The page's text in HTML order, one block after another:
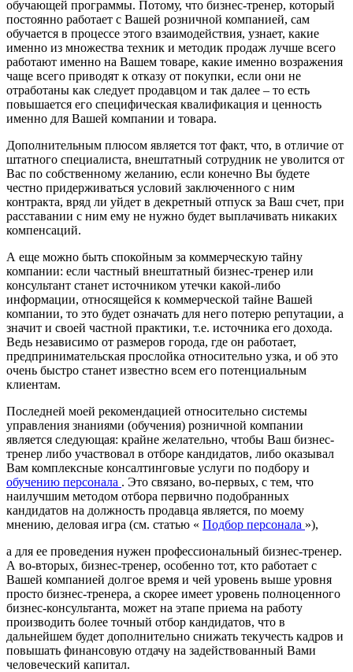
обучающей программы. Потому, что бизнес-тренер, который
постоянно работает с Вашей розничной компанией, сам
обучается в процессе этого взаимодействия, узнает, какие
именно из множества техник и методик продаж лучше всего
работают именно на Вашем товаре, какие именно возражения
чаще всего приводят к отказу от покупки, если они не
отработаны как следует продавцом и так далее – то есть
повышается его специфическая квалификация и ценность
именно для Вашей компании и товара.
Дополнительным плюсом является тот факт, что, в отличие от
штатного специалиста, внештатный сотрудник не уволится от
Вас по собственному желанию, если конечно Вы будете
честно придерживаться условий заключенного с ним
контракта, вряд ли уйдет в декретный отпуск за Ваш счет, при
расставании с ним ему не нужно будет выплачивать никаких
компенсаций.
А еще можно быть спокойным за коммерческую тайну
компании: если частный внештатный бизнес-тренер или
консультант станет источником утечки какой-либо
информации, относящейся к коммерческой тайне Вашей
компании, то это будет означать для него потерю репутации, а
значит и своей частной практики, т.е. источника его дохода.
Ведь независимо от размеров города, где он работает,
предпринимательская прослойка относительно узка, и об это
очень быстро станет известно всем его потенциальным
клиентам.
Последней моей рекомендацией относительно системы
управления знаниями (обучения) розничной компании
является следующая: крайне желательно, чтобы Ваш бизнес-
тренер либо участвовал в отборе кандидатов, либо оказывал
Вам комплексные консалтинговые услуги по подбору и
обучению персонала . Это связано, во-первых, с тем, что
наилучшим методом отбора первично подобранных
кандидатов на должность продавца является, по моему
мнению, деловая игра (см. статью « Подбор персонала »),
а для ее проведения нужен профессиональный бизнес-тренер.
А во-вторых, бизнес-тренер, особенно тот, кто работает с
Вашей компанией долгое время и чей уровень выше уровня
просто бизнес-тренера, а скорее имеет уровень полноценного
бизнес-консультанта, может на этапе приема на работу
производить более точный отбор кандидатов, что в
дальнейшем будет дополнительно снижать текучесть кадров и
повышать финансовую отдачу на задействованный Вами
человеческий капитал.